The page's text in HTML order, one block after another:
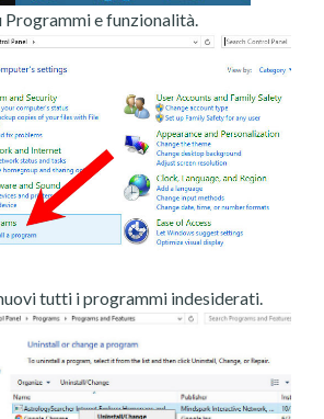
Programmi e funzionalità.
tutti i programmi indesiderati.